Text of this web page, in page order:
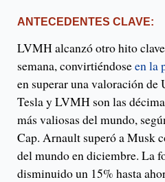
ANTECEDENTES CLAVE:
LVMH alcanzó otro hito
semana, convirtiéndoseen la
en superar una valoración de
Tesla y LVMH son las
más valiosas del mundo,
Cap. Arnault superó a Musk
del mundo en diciembre. La
disminuido un 15% hasta